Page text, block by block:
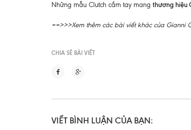
Những mẫu Clutch cầm tay mang thương hiệu
==>>>Xem thêm các bài viết khác của Gianni
CHIA SẼ BÀI VIẾT
VIẾT BÌNH LUẬN CỦA BẠN: